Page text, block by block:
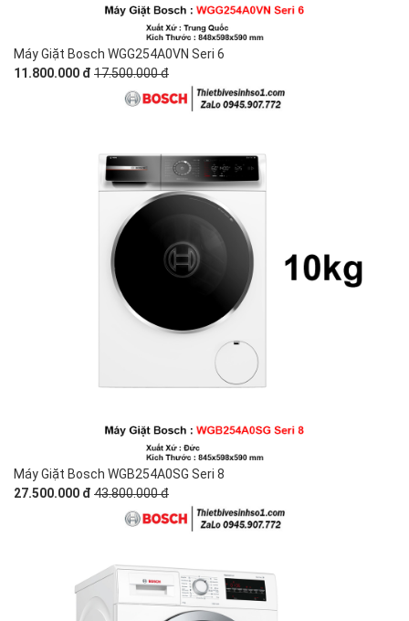
Máy Giặt Bosch WGG254A0VN Seri 6
11.800.000 đ 17.500.000 đ
Máy Giặt Bosch WGB254A0SG Seri 8
27.500.000 đ 43.800.000 đ